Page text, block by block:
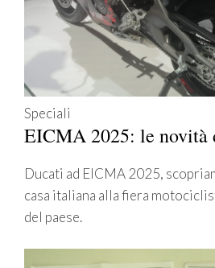
Speciali
EICMA 2025: le novità
Ducati ad EICMA 2025,
casa italiana alla fiera
del paese.